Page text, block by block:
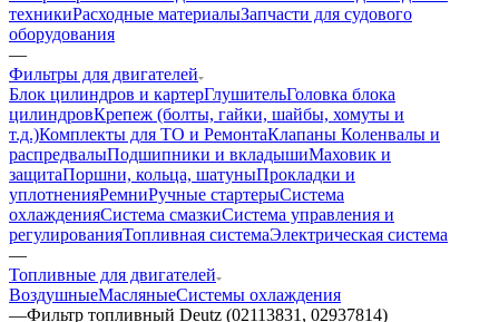
техникиРасходные материалыЗапчасти для судового
оборудования
—
Фильтры для двигателей
Блок цилиндров и картерГлушительГоловка блока
цилиндровКрепеж (болты, гайки, шайбы, хомуты и
т.д.)Комплекты для ТО и РемонтаКлапаны Коленвалы и
распредвалыПодшипники и вкладышиМаховик и
защитаПоршни, кольца, шатуныПрокладки и
уплотненияРемниРучные стартерыСистема
охлажденияСистема смазкиСистема управления и
регулированияТопливная системаЭлектрическая система
—
Топливные для двигателей
ВоздушныеМасляныеСистемы охлаждения
—Фильтр топливный Deutz (02113831, 02937814)